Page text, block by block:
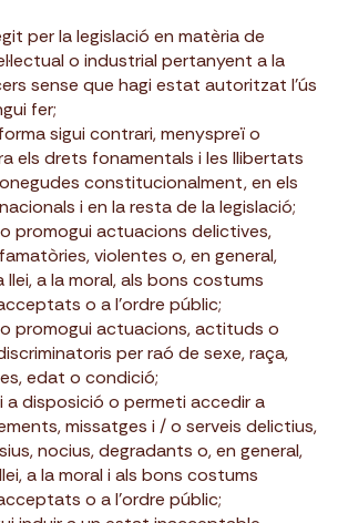
per la legislació en matèria de
o industrial pertanyent a la
sense que hagi estat autoritzat l’ús
fer;
sigui contrari, menyspreï o
els drets fonamentals i les llibertats
constitucionalment, en els
i en la resta de la legislació;
promogui actuacions delictives,
violentes o, en general,
llei, a la moral, als bons costums
o a l’ordre públic;
promogui actuacions, actituds o
per raó de sexe, raça,
edat o condició;
a disposició o permeti accedir a
missatges i / o serveis delictius,
nocius, degradants o, en general,
a la moral i als bons costums
o a l’ordre públic;